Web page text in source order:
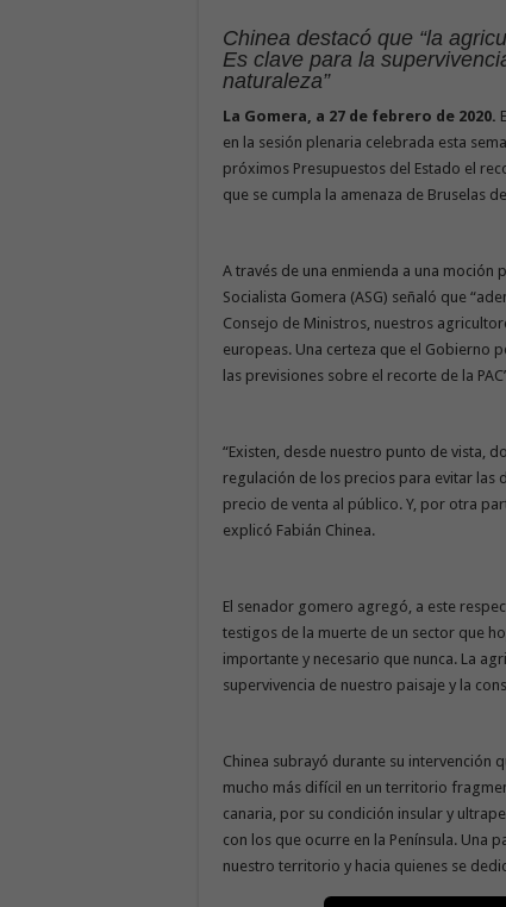
Chinea destacó que “la
Es clave para la
naturaleza”
La Gomera, a 27 de febrero de 2020.
en la sesión plenaria celebrada esta
próximos Presupuestos del Estado el
que se cumpla la amenaza de Bruselas
A través de una enmienda a una moción
Socialista Gomera (ASG) señaló que
Consejo de Ministros, nuestros
europeas. Una certeza que el Gobierno
las previsiones sobre el recorte de la
“Existen, desde nuestro punto de vista,
regulación de los precios para evitar las
precio de venta al público. Y, por otra
explicó Fabián Chinea.
El senador gomero agregó, a este
testigos de la muerte de un sector que
importante y necesario que nunca. La
supervivencia de nuestro paisaje y la
Chinea subrayó durante su intervención
mucho más difícil en un territorio
canaria, por su condición insular y
con los que ocurre en la Península. Una
nuestro territorio y hacia quienes se